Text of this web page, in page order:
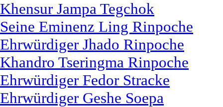
Khensur Jampa Tegchok
Seine Eminenz Ling Rinpoche
Ehrwürdiger Jhado Rinpoche
Khandro Tseringma Rinpoche
Ehrwürdiger Fedor Stracke
Ehrwürdiger Geshe Soepa